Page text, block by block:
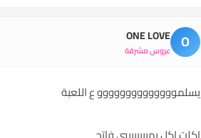
O
ONE LOVE
عروس مشرقة
يسلموووووووووووووو ع اللعبة